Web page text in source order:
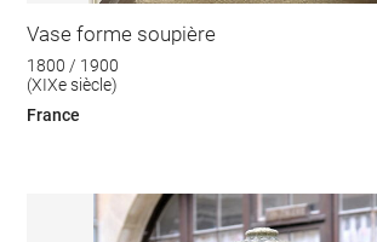
Vase forme soupière
1800 / 1900
(XIXe siècle)
France